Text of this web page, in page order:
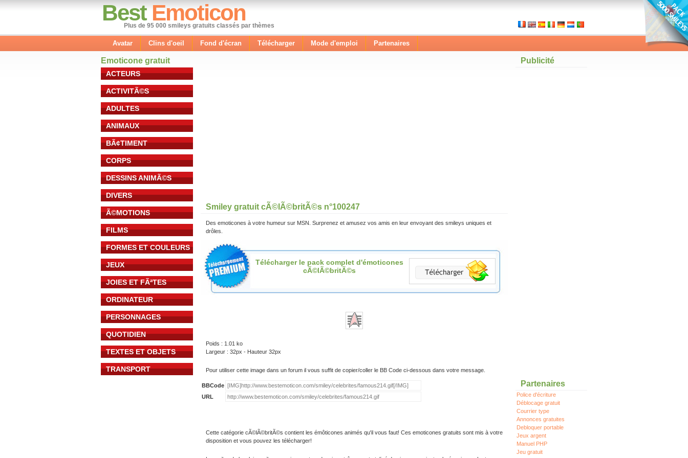
Best Emoticon
Plus de 95 000 smileys gratuits classés par thèmes
Avatar Clins d'oeil Fond d'écran Télécharger Mode d'emploi Partenaires
Emoticone gratuit
ACTEURS
ACTIVITÃ©S
ADULTES
ANIMAUX
BÃ¢TIMENT
CORPS
DESSINS ANIMÃ©S
DIVERS
Ã©MOTIONS
FILMS
FORMES ET COULEURS
JEUX
JOIES ET FÃªTES
ORDINATEUR
PERSONNAGES
QUOTIDIEN
TEXTES ET OBJETS
TRANSPORT
Smiley gratuit cÃ©lÃ©britÃ©s n°100247
Des emoticones à votre humeur sur MSN. Surprenez et amusez vos amis en leur envoyant des smileys uniques et
drôles.
Télécharger le pack complet d'émoticones
cÃ©lÃ©britÃ©s
Poids : 1.01 ko
Largeur : 32px - Hauteur 32px
Pour utiliser cette image dans un forum il vous suffit de copier/coller le BB Code ci-dessous dans votre message.
BBCode
URL
Cette catégorie cÃ©lÃ©britÃ©s contient les émôticones animés qu'il vous faut! Ces emoticones gratuits sont mis à votre
disposition et vous pouvez les télécharger!
Publicité
Partenaires
Police d'écriture
Déblocage gratuit
Courrier type
Annonces gratuites
Debloquer portable
Jeux argent
Manuel PHP
Jeu gratuit